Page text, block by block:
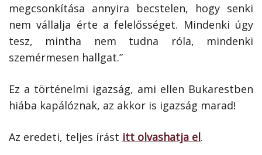
megcsonkítása annyira becstelen, hogy senki
nem vállalja érte a felelősséget. Mindenki úgy
tesz, mintha nem tudna róla, mindenki
szemérmesen hallgat.”
Ez a történelmi igazság, ami ellen Bukarestben
hiába kapálóznak, az akkor is igazság marad!
Az eredeti, teljes írást itt olvashatja el.